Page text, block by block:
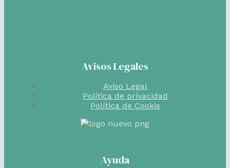
Avisos Legales
Aviso Legal
Política de privacidad
Política de Cookis
Ayuda